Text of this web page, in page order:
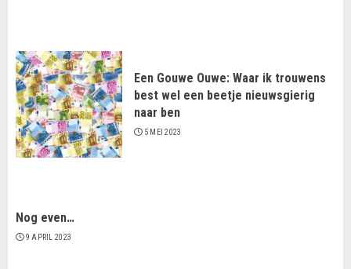
Een Gouwe Ouwe: Waar ik trouwens
best wel een beetje nieuwsgierig
naar ben
5 MEI 2023
Nog even…
9 APRIL 2023